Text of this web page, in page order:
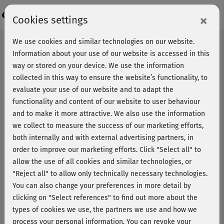
Making-of Nordic Walking &
Laufen
Cookies settings ×
We use cookies and similar technologies on our website.
Information about your use of our website is accessed in this
way or stored on your device. We use the information
collected in this way to ensure the website’s functionality, to
evaluate your use of our website and to adapt the
functionality and content of our website to user behaviour
and to make it more attractive. We also use the information
we collect to measure the success of our marketing efforts,
both internally and with external advertising partners, in
order to improve our marketing efforts. Click "Select all" to
allow the use of all cookies and similar technologies, or
"Reject all" to allow only technically necessary technologies.
You can also change your preferences in more detail by
clicking on "Select references" to find out more about the
types of cookies we use, the partners we use and how we
process your personal information. You can revoke your